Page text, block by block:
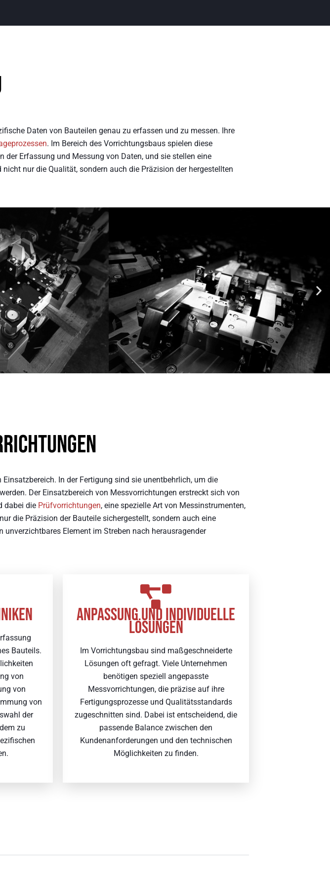
Daten von Bauteilen genau zu erfassen und zu messen. Ihre
. Im Bereich des Vorrichtungsbaus spielen diese
der Erfassung und Messung von Daten, und sie stellen eine
nur die Qualität, sondern auch die Präzision der hergestellten
In der Fertigung sind sie unentbehrlich, um die
Der Einsatzbereich von Messvorrichtungen erstreckt sich von
dabei die Prüfvorrichtungen, eine spezielle Art von Messinstrumenten,
die Präzision der Bauteile sichergestellt, sondern auch eine
Element im Streben nach herausragender
Bauteils.
von
von
von
der
zu
ANPASSUNG UND INDIVIDUELLE
LÖSUNGEN
Im Vorrichtungsbau sind maßgeschneiderte
Lösungen oft gefragt. Viele Unternehmen
benötigen speziell angepasste
Messvorrichtungen, die präzise auf ihre
Fertigungsprozesse und Qualitätsstandards
zugeschnitten sind. Dabei ist entscheidend, die
passende Balance zwischen den
Kundenanforderungen und den technischen
Möglichkeiten zu finden.